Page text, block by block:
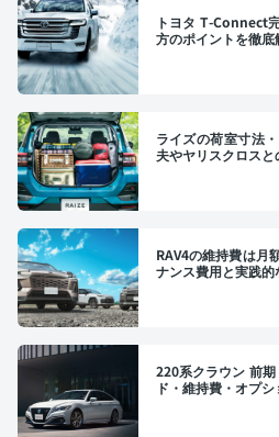
トヨタ T-Connect
方のポイントを徹底
ライズの荷室寸法
夫やヤリスクロスと
RAV4の維持費は月
ナンス費用と実践
220系クラウン 前
ド・維持費・オプ